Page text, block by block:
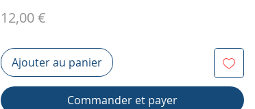
12,00 €
Ajouter au panier
Commander et payer